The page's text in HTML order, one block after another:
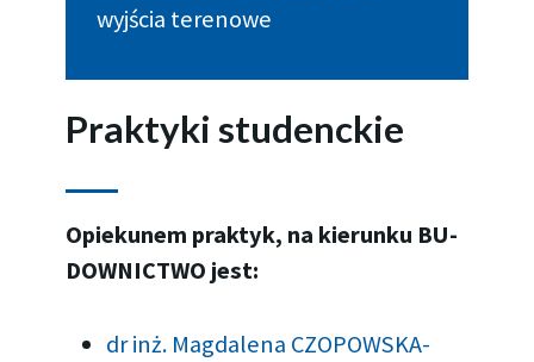
wyjścia terenowe
Prak­ty­ki stu­denc­kie
Opie­ku­nem prak­tyk, na kie­run­ku BU­
DOW­NIC­TWO jest:
dr inż. Magdalena CZOPOWSKA-